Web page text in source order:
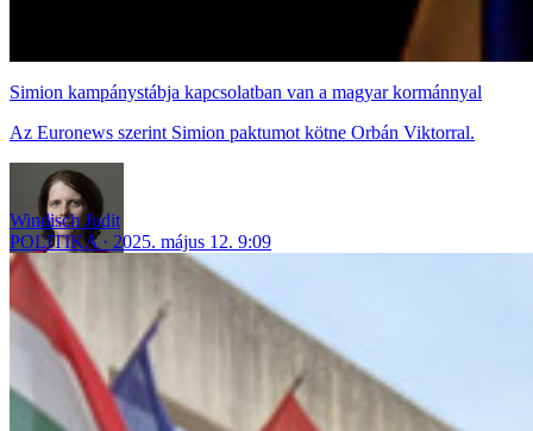
Simion kampánystábja kapcsolatban van a magyar kormánnyal
Az Euronews szerint Simion paktumot kötne Orbán Viktorral.
Windisch Judit
POLITIKA
2025. május 12. 9:09